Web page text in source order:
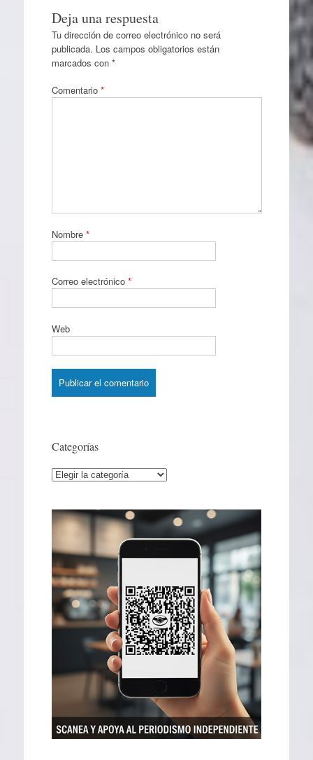
Deja una respuesta
Tu dirección de correo electrónico no será
publicada. Los campos obligatorios están
marcados con *
Comentario *
Nombre *
Correo electrónico *
Web
Categorías
Categorías